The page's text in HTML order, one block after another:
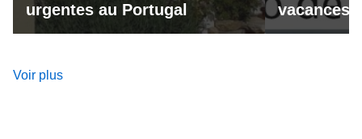
urgentes au Portugal
vacances
Voir plus